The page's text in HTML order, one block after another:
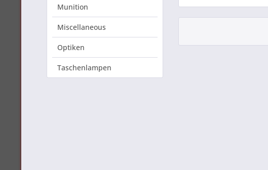
Munition
Miscellaneous
Optiken
Taschenlampen